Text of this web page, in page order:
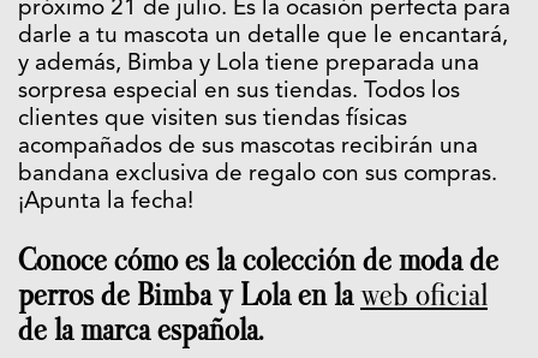
próximo 21 de julio. Es la ocasión perfecta para
darle a tu mascota un detalle que le encantará,
y además, Bimba y Lola tiene preparada una
sorpresa especial en sus tiendas. Todos los
clientes que visiten sus tiendas físicas
acompañados de sus mascotas recibirán una
bandana exclusiva de regalo con sus compras.
¡Apunta la fecha!
Conoce cómo es la colección de moda de
perros de Bimba y Lola en laweb oficial
de la marca española.